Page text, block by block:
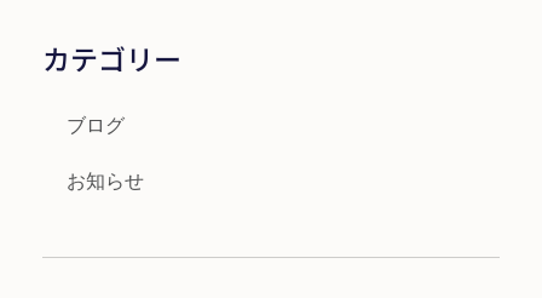
カテゴリー
ブログ
お知らせ